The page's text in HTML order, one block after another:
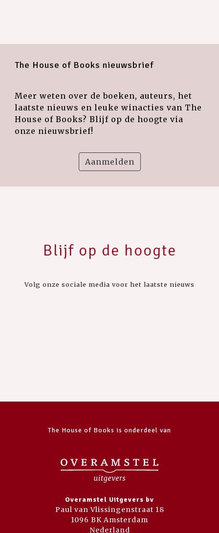
The House of Books nieuwsbrief
Meer weten over de boeken, auteurs, het
laatste nieuws en leuke winacties van The
House of Books? Blijf op de hoogte via
onze nieuwsbrief!
Aanmelden
Blijf op de hoogte
Volg onze sociale media voor het laatste nieuws
The House of Books is onderdeel van
Overamstel Uitgevers bv
Paul van Vlissingenstraat 18
1096 BK Amsterdam
Nederland